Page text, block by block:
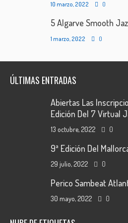
10 marzo, 2022 0
5 Algarve Smooth
1 marzo, 2022 0
ÚLTIMAS ENTRADAS
Abiertas Las
Edición Del 7 Virtual
13 octubre, 2022 0
9ª Edición Del
29 julio, 2022 0
Perico Sambeat
30 mayo, 2022 0